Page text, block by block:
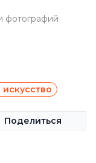
фотографий
Поделиться